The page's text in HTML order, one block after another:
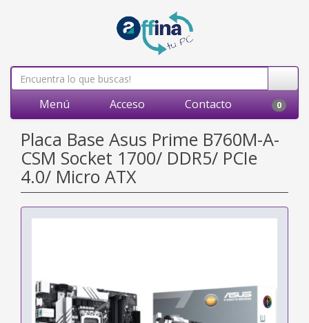
Menú Acceso Contacto 0
Placa Base Asus Prime B760M-A-
CSM Socket 1700/ DDR5/ PCIe
4.0/ Micro ATX